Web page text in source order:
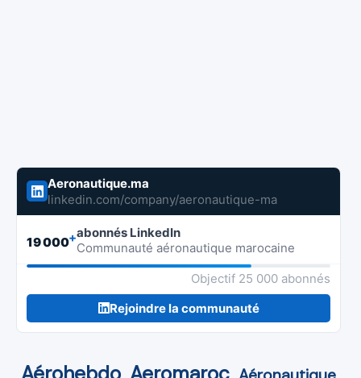
Aeronautique.ma
linkedin.com/company/aeronautique-ma
19 000+abonnés LinkedIn
Communauté aéronautique marocaine
Objectif 25 000 abonnés
Rejoindre la communauté